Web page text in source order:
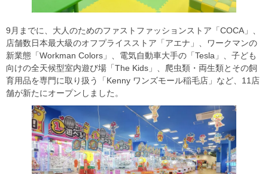
9月までに、大人のためのファストファッションストア「COCA」、
店舗数日本最大級のオフプライスストア「アエナ」、ワークマンの
新業態「Workman Colors」、電気自動車大手の「Tesla」、子ども
向けの全天候型室内遊び場「The Kids」、爬虫類・両生類とその飼
育用品を専門に取り扱う「Kenny ワンズモール稲毛店」など、11店
舗が新たにオープンしました。